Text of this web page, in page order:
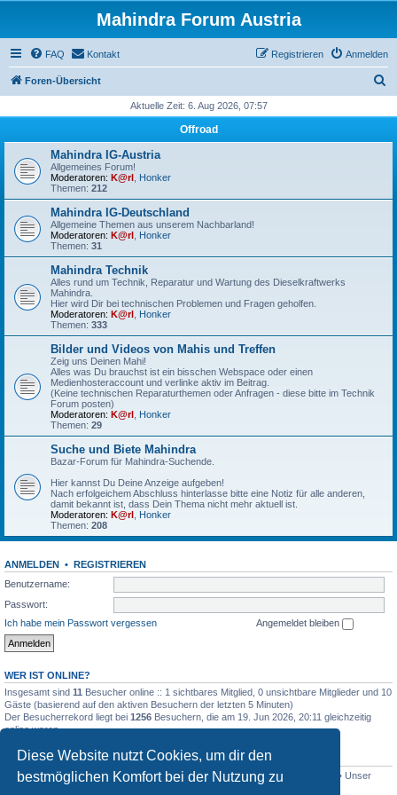
Diese Website nutzt Cookies, um dir den
bestmöglichen Komfort bei der Nutzung zu
Mahindra Forum Austria
FAQ Kontakt Anmelden
Registrieren
Foren-Übersicht
h
Aktuelle Zeit: 6. Aug 2026, 07:57
Offroad
Mahindra IG-Austria
Allgemeines Forum!
Moderatoren: K@rl Honker
Themen: 212
Mahindra IG-Deutschland
Allgemeine Themen aus unserem Nachbarland!
Moderatoren: K@rl Honker
Themen: 31
Mahindra Technik
Alles rund um Technik, Reparatur und Wartung des Dieselkraftwerks
Mahindra.
Hier wird Dir bei technischen Problemen und Fragen geholfen.
Moderatoren: K@rl Honker
Themen: 333
Bilder und Videos von Mahis und Treffen
Zeig uns Deinen Mahi!
Alles was Du brauchst ist ein bisschen Webspace oder einen
Medienhosteraccount und verlinke aktiv im Beitrag.
(Keine technischen Reparaturthemen oder Anfragen - diese bitte im Technik
Forum posten)
Moderatoren: K@rl Honker
Themen: 29
Suche und Biete Mahindra
Bazar-Forum für Mahindra-Suchende.
Hier kannst Du Deine Anzeige aufgeben!
Nach erfolgeichem Abschluss hinterlasse bitte eine Notiz für alle anderen,
damit bekannt ist, dass Dein Thema nicht mehr aktuell ist.
Moderatoren: K@rl Honker
Themen: 208
ANMELDEN • REGISTRIEREN
Benutzername:
Passwort:
Ich habe mein Passwort vergessen
Angemeldet bleiben
WER IST ONLINE?
Insgesamt sind 11 Besucher online :: 1 sichtbares Mitglied, 0 unsichtbare Mitglieder und 10
Gäste (basierend auf den aktiven Besuchern der letzten 5 Minuten)
Der Besucherrekord liegt bei 1256 Besuchern, die am 19. Jun 2026, 20:11 gleichzeitig
online waren.
STATISTIK
Beiträge insgesamt4515 • Themen insgesamt801 • Mitglieder insgesamt
• Unser
neuestes Mitglied: